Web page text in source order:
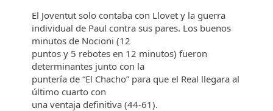
El Joventut solo contaba con Llovet y la guerra
individual de Paul contra sus pares. Los buenos
minutos de Nocioni (12
puntos y 5 rebotes en 12 minutos) fueron
determinantes junto con la
puntería de “El Chacho” para que el Real llegara al
último cuarto con
una ventaja definitiva (44-61).